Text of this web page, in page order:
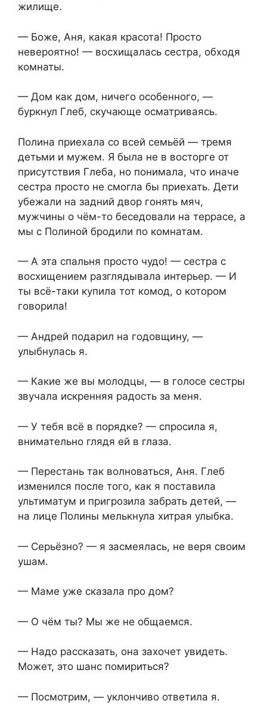
жилище.
— Боже, Аня, какая красота! Просто
невероятно! — восхищалась сестра, обходя
комнаты.
— Дом как дом, ничего особенного, —
буркнул Глеб, скучающе осматриваясь.
Полина приехала со всей семьёй — тремя
детьми и мужем. Я была не в восторге от
присутствия Глеба, но понимала, что иначе
сестра просто не смогла бы приехать. Дети
убежали на задний двор гонять мяч,
мужчины о чём-то беседовали на террасе, а
мы с Полиной бродили по комнатам.
— А эта спальня просто чудо! — сестра с
восхищением разглядывала интерьер. — И
ты всё-таки купила тот комод, о котором
говорила!
— Андрей подарил на годовщину, —
улыбнулась я.
— Какие же вы молодцы, — в голосе сестры
звучала искренняя радость за меня.
— У тебя всё в порядке? — спросила я,
внимательно глядя ей в глаза.
— Перестань так волноваться, Аня. Глеб
изменился после того, как я поставила
ультиматум и пригрозила забрать детей, —
на лице Полины мелькнула хитрая улыбка.
— Серьёзно? — я засмеялась, не веря своим
ушам.
— Маме уже сказала про дом?
— О чём ты? Мы же не общаемся.
— Надо рассказать, она захочет увидеть.
Может, это шанс помириться?
— Посмотрим, — уклончиво ответила я.